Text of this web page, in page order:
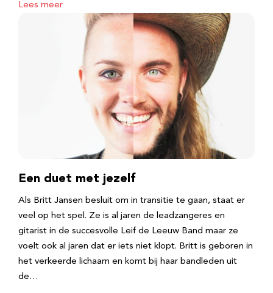
Lees meer
Een duet met jezelf
Als Britt Jansen besluit om in transitie te gaan, staat er
veel op het spel. Ze is al jaren de leadzangeres en
gitarist in de succesvolle Leif de Leeuw Band maar ze
voelt ook al jaren dat er iets niet klopt. Britt is geboren in
het verkeerde lichaam en komt bij haar bandleden uit
de…